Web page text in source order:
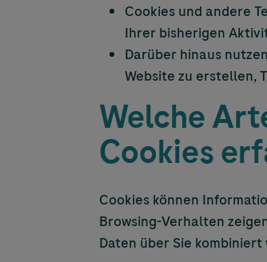
Cookies und andere
Ihrer bisherigen
Darüber hinaus
Website zu erstellen,
Welche
Cookies
Cookies können
Browsing-Verhalten
Daten über Sie kombiniert